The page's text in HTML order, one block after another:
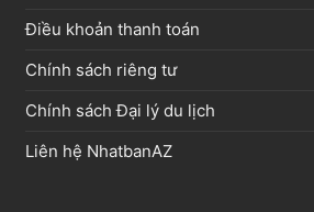
Điều khoản thanh toán
Chính sách riêng tư
Chính sách Đại lý du lịch
Liên hệ NhatbanAZ